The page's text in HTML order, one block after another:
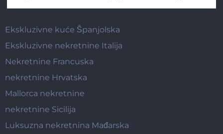
Ekskluzivne kuće Španjolska
Ekskluzivne nekretnine Italija
Nekretnine Francuska
nekretnine Hrvatska
Mallorca nekretnine
nekretnine Sicilija
Luksuzna nekretnina Mađarska